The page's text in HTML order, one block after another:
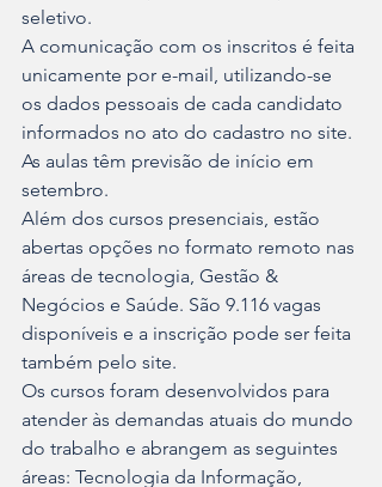
seletivo.
A comunicação com os inscritos é feita
unicamente por e-mail, utilizando-se
os dados pessoais de cada candidato
informados no ato do cadastro no site.
As aulas têm previsão de início em
setembro.
Além dos cursos presenciais, estão
abertas opções no formato remoto nas
áreas de tecnologia, Gestão &
Negócios e Saúde. São 9.116 vagas
disponíveis e a inscrição pode ser feita
também pelo site.
Os cursos foram desenvolvidos para
atender às demandas atuais do mundo
do trabalho e abrangem as seguintes
áreas: Tecnologia da Informação,